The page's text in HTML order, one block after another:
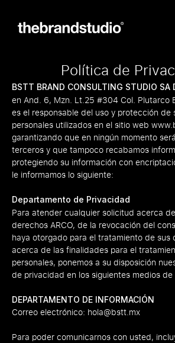
Política de
BSTT BRAND CONSULTING STUDIO SA
en And. 6, Mzn. Lt.25 #304 Col. Plutarco
es el responsable del uso y protección de
personales utilizados en el sitio web
garantizando que en ningún momento
terceros y que tampoco recabamos
protegiendo su información con
le informamos lo siguiente:
Departamento de Privacidad
Para atender cualquier solicitud acerca
derechos ARCO, de la revocación del
haya otorgado para el tratamiento de sus
acerca de las finalidades para el
personales, ponemos a su disposición
de privacidad en los siguientes medios
DEPARTAMENTO DE INFORMACIÓN
Correo electrónico: hola@bstt.mx
Para poder comunicarnos con usted,